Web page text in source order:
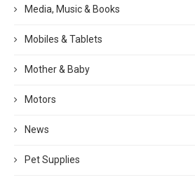
Media, Music & Books
Mobiles & Tablets
Mother & Baby
Motors
News
Pet Supplies